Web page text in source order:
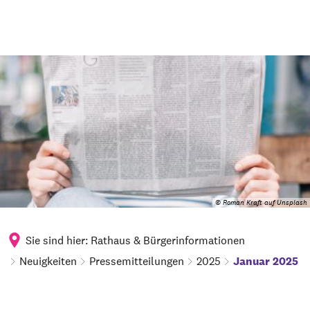
© Roman Kraft auf Unsplash
Sie sind hier: Rathaus & Bürgerinformationen
Neuigkeiten
Pressemitteilungen 2025 Januar 2025